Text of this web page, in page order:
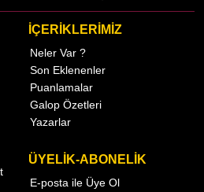
İÇERİKLERİMİZ
Neler Var ?
Son Eklenenler
Puanlamalar
Galop Özetleri
Yazarlar
ÜYELİK-ABONELİK
E-posta ile Üye Ol